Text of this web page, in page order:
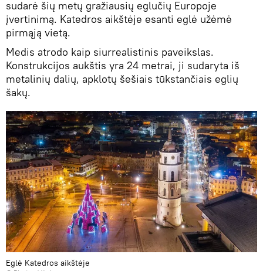
sudarė šių metų gražiausių eglučių Europoje
įvertinimą. Katedros aikštėje esanti eglė užėmė
pirmąją vietą.
Medis atrodo kaip siurrealistinis paveikslas.
Konstrukcijos aukštis yra 24 metrai, ji sudaryta iš
metalinių dalių, apklotų šešiais tūkstančiais eglių
šakų.
Eglė Katedros aikštėje